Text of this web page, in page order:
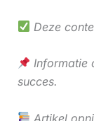
Deze
Informatie
succes.
Artikel